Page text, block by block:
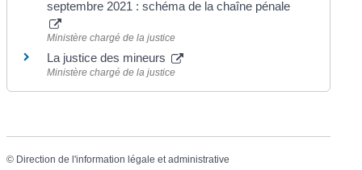
septembre 2021 : schéma de la chaîne pénale
Ministère chargé de la justice
La justice des mineurs
Ministère chargé de la justice
© Direction de l'information légale et administrative